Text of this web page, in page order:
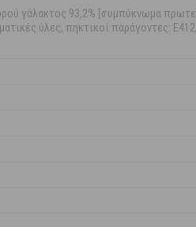
γάλακτος 93,2% [συμπύκνωμα
ύλες, πηκτικοί παράγοντες: